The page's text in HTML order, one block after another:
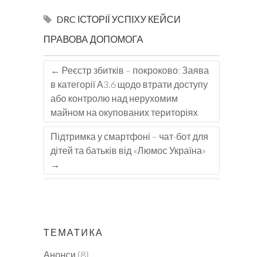
DRC ІСТОРІЇ УСПІХУ КЕЙСИ
ПРАВОВА ДОПОМОГА
← Реєстр збитків – покроково: Заява
в категорії А3.6 щодо втрати доступу
або контролю над нерухомим
майном на окупованих територіях
Підтримка у смартфоні – чат-бот для
дітей та батьків від «Люмос Україна»
→
ТЕМАТИКА
Анонси (8)